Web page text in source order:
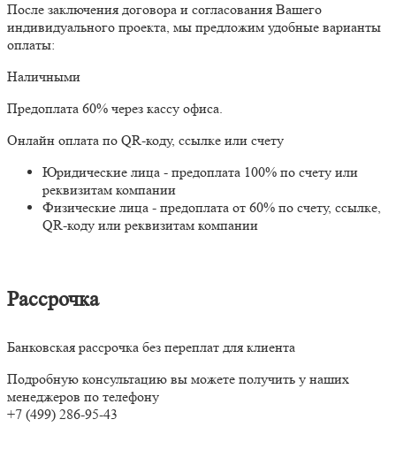
После заключения договора и согласования Вашего
индивидуального проекта, мы предложим удобные варианты
оплаты:
Наличными
Предоплата 60% через кассу офиса.
Онлайн оплата по QR-коду, ссылке или счету
Юридические лица - предоплата 100% по счету или
реквизитам компании
Физические лица - предоплата от 60% по счету, ссылке,
QR-коду или реквизитам компании
Рассрочка
Банковская рассрочка без переплат для клиента
Подробную консультацию вы можете получить у наших
менеджеров по телефону
+7 (499) 286-95-43